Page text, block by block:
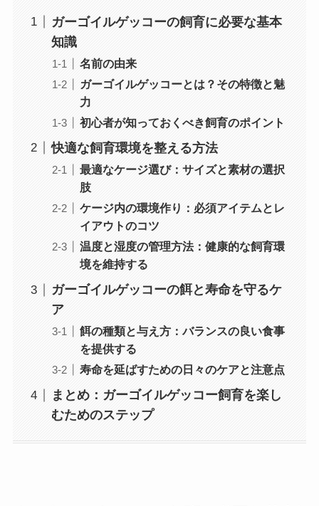
ガーゴイルゲッコーの飼育に必要な基本
知識
名前の由来
ガーゴイルゲッコーとは？その特徴と魅
力
初心者が知っておくべき飼育のポイント
快適な飼育環境を整える方法
最適なケージ選び：サイズと素材の選択
肢
ケージ内の環境作り：必須アイテムとレ
イアウトのコツ
温度と湿度の管理方法：健康的な飼育環
境を維持する
ガーゴイルゲッコーの餌と寿命を守るケ
ア
餌の種類と与え方：バランスの良い食事
を提供する
寿命を延ばすための日々のケアと注意点
まとめ：ガーゴイルゲッコー飼育を楽し
むためのステップ